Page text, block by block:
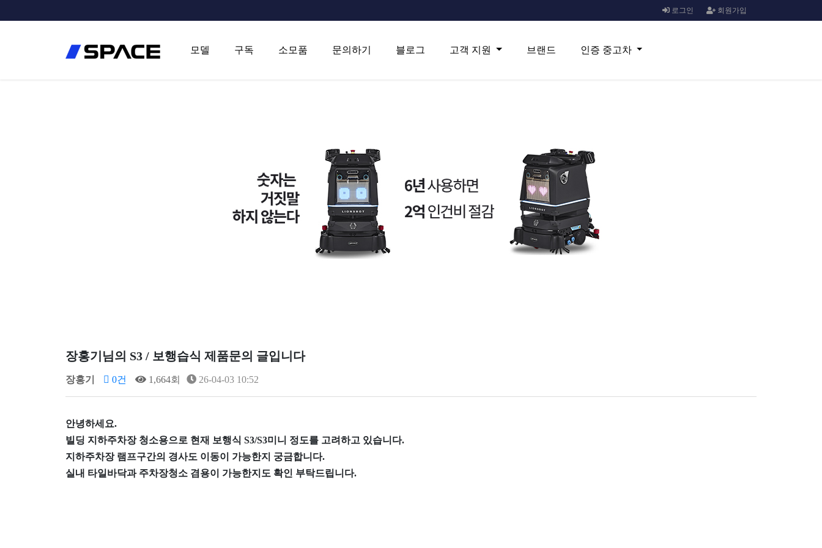
회원가입
로그인
모델 구독 소모품 문의하기 블로그 고객 지원 브랜드 인증 중고차
장홍기님의 S3 / 보행습식 제품문의 글입니다
장홍기 0건 1,664회 26-04-03 10:52
안녕하세요.
빌딩 지하주차장 청소용으로 현재 보행식 S3/S3미니 정도를 고려하고 있습니다.
지하주차장 램프구간의 경사도 이동이 가능한지 궁금합니다.
실내 타일바닥과 주차장청소 겸용이 가능한지도 확인 부탁드립니다.